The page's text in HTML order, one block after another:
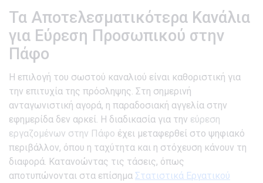
Τα Αποτελεσματικότερα Κανάλια
για Εύρεση Προσωπικού στην
Πάφο
Η επιλογή του σωστού καναλιού είναι καθοριστική για
την επιτυχία της πρόσληψης. Στη σημερινή
ανταγωνιστική αγορά, η παραδοσιακή αγγελία στην
εφημερίδα δεν αρκεί. Η διαδικασία για την εύρεση
εργαζομένων στην Πάφο έχει μεταφερθεί στο ψηφιακό
περιβάλλον, όπου η ταχύτητα και η στόχευση κάνουν τη
διαφορά. Κατανοώντας τις τάσεις, όπως
αποτυπώνονται στα επίσημα Στατιστικά Εργατικού